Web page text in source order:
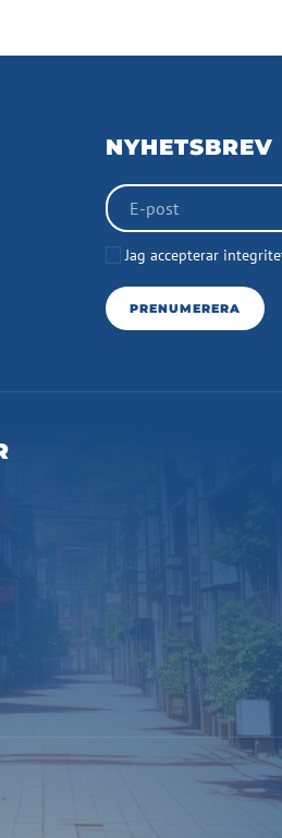
NYHETSBREV
Jag accepterar
PRENUMERERA